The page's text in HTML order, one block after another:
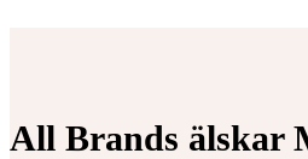
All Brands älskar